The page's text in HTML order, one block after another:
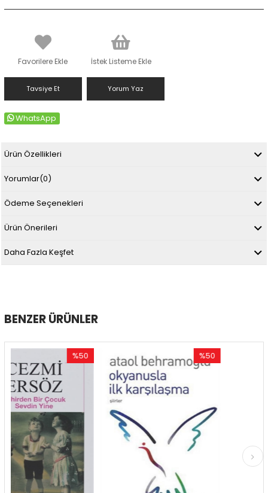
Favorilere Ekle İstek Listeme Ekle
Tavsiye Et Yorum Yaz
WhatsApp
Ürün Özellikleri
Yorumlar(0)
Ödeme Seçenekleri
Ürün Önerileri
Daha Fazla Keşfet
BENZER ÜRÜNLER
İndirim
%50İndirim
%50
İndirim
%50İndirim